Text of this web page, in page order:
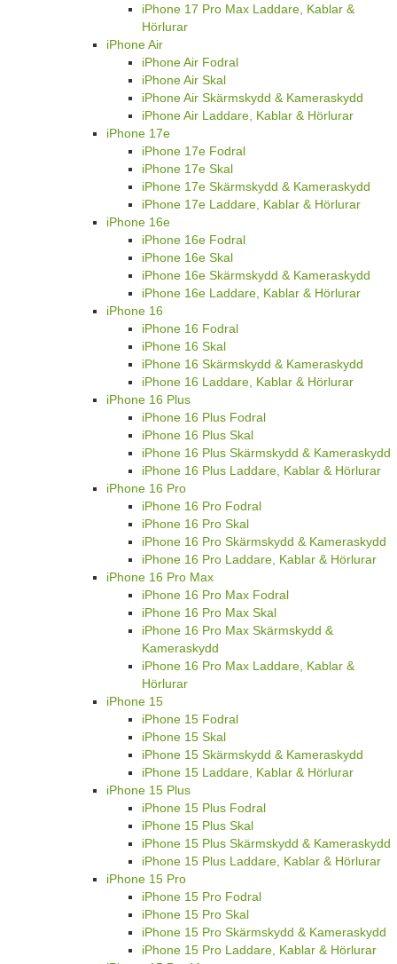
iPhone 17 Pro Max Laddare, Kablar &
Hörlurar
iPhone Air
iPhone Air Fodral
iPhone Air Skal
iPhone Air Skärmskydd & Kameraskydd
iPhone Air Laddare, Kablar & Hörlurar
iPhone 17e
iPhone 17e Fodral
iPhone 17e Skal
iPhone 17e Skärmskydd & Kameraskydd
iPhone 17e Laddare, Kablar & Hörlurar
iPhone 16e
iPhone 16e Fodral
iPhone 16e Skal
iPhone 16e Skärmskydd & Kameraskydd
iPhone 16e Laddare, Kablar & Hörlurar
iPhone 16
iPhone 16 Fodral
iPhone 16 Skal
iPhone 16 Skärmskydd & Kameraskydd
iPhone 16 Laddare, Kablar & Hörlurar
iPhone 16 Plus
iPhone 16 Plus Fodral
iPhone 16 Plus Skal
iPhone 16 Plus Skärmskydd & Kameraskydd
iPhone 16 Plus Laddare, Kablar & Hörlurar
iPhone 16 Pro
iPhone 16 Pro Fodral
iPhone 16 Pro Skal
iPhone 16 Pro Skärmskydd & Kameraskydd
iPhone 16 Pro Laddare, Kablar & Hörlurar
iPhone 16 Pro Max
iPhone 16 Pro Max Fodral
iPhone 16 Pro Max Skal
iPhone 16 Pro Max Skärmskydd &
Kameraskydd
iPhone 16 Pro Max Laddare, Kablar &
Hörlurar
iPhone 15
iPhone 15 Fodral
iPhone 15 Skal
iPhone 15 Skärmskydd & Kameraskydd
iPhone 15 Laddare, Kablar & Hörlurar
iPhone 15 Plus
iPhone 15 Plus Fodral
iPhone 15 Plus Skal
iPhone 15 Plus Skärmskydd & Kameraskydd
iPhone 15 Plus Laddare, Kablar & Hörlurar
iPhone 15 Pro
iPhone 15 Pro Fodral
iPhone 15 Pro Skal
iPhone 15 Pro Skärmskydd & Kameraskydd
iPhone 15 Pro Laddare, Kablar & Hörlurar